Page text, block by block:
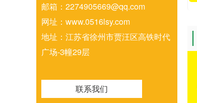
邮箱：2274905669@qq.com
网址：www.0516lsy.com
地址：江苏省徐州市贾汪区高铁时代
广场-3幢29层
联系我们